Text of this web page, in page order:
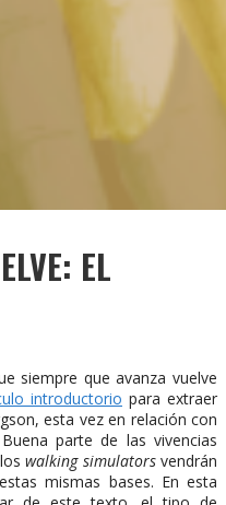
EL
siempre que avanza vuelve
introductorio para extraer
esta vez en relación con
parte de las vivencias
walking simulatorsvendrán
mismas bases. En esta